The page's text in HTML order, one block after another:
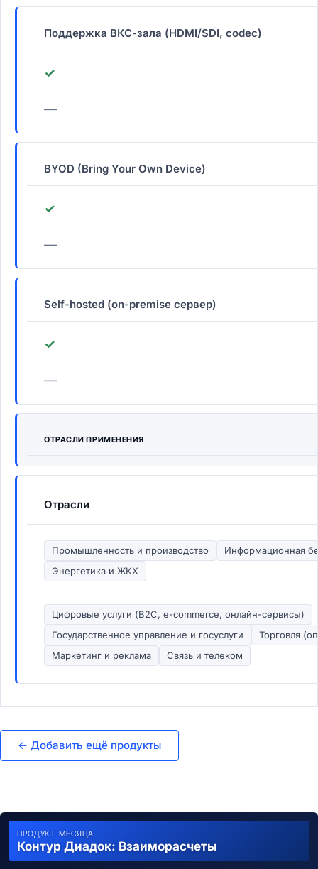
Поддержка ВКС-зала (HDMI/SDI, codec)
✓
—
BYOD (Bring Your Own Device)
✓
—
Self-hosted (on-premise сервер)
✓
—
ОТРАСЛИ ПРИМЕНЕНИЯ
Отрасли
Промышленность и производство
Информационная
Энергетика и ЖКХ
Цифровые услуги (B2C, e-commerce, онлайн-сервисы)
Государственное управление и госуслуги
Торговля
Маркетинг и реклама
Связь и телеком
← Добавить ещё продукты
ПРОДУКТ МЕСЯЦА
Контур Диадок: Взаиморасчеты